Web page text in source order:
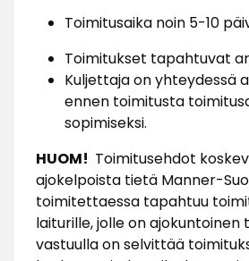
Toimitusaika noin 5-10
Toimitukset tapahtuvat
Kuljettaja on yhteydessä
ennen toimitusta
sopimiseksi.
HUOM! Toimitusehdot
ajokelpoista tietä Manner-
toimitettaessa tapahtuu
laiturille, jolle on ajokuntoinen
vastuulla on selvittää